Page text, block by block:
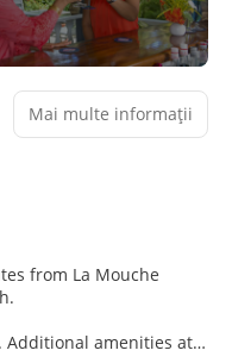
from La Mouche
Additional amenities at
Mai multe informații